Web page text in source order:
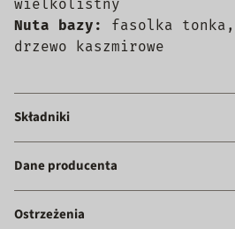
wielkolistny
Nuta bazy: fasolka tonka,
drzewo kaszmirowe
Składniki
Dane producenta
Ostrzeżenia